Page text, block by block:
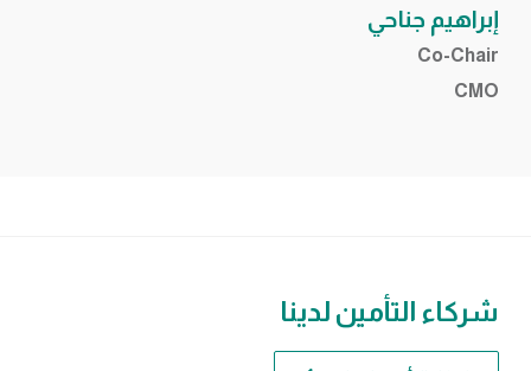
إبراهيم جناحي
Co-Chair
CMO
شركاء التأمين لدينا